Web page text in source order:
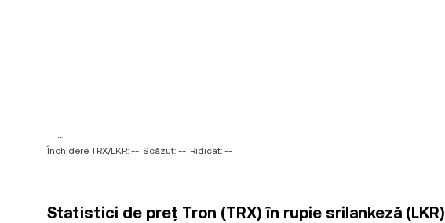
-- ~ --
Închidere TRX/LKR: -- Scăzut: -- Ridicat: --
Statistici de preț Tron (TRX) în rupie srilankeză (LKR)